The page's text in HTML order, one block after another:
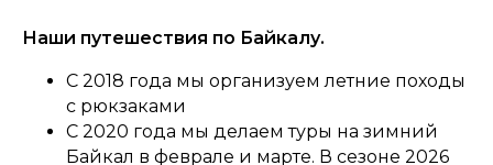
Наши путешествия по Байкалу.
С 2018 года мы организуем летние походы
с рюкзаками
С 2020 года мы делаем туры на зимний
Байкал в феврале и марте. В сезоне 2026